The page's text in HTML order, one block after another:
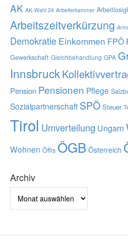
AK AK-Wahl 24 Arbeiterkammer
Arbeitszeitverkürzung
Demokratie Einkommen FPÖ
Gewerkschaft Gleichbehandlung GPA
Innsbruck
Pension Pensionen Pflege
Sozialpartnerschaft SPÖ Steuer
Tirol Umverteilung Ungarn
Wohnen Öffis ÖGB Österreich
Archiv